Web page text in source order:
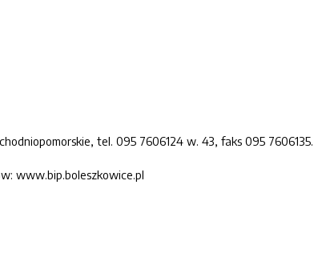
tel. 095 7606124 w. 43, faks 095 7606135.
www.bip.boleszkowice.pl